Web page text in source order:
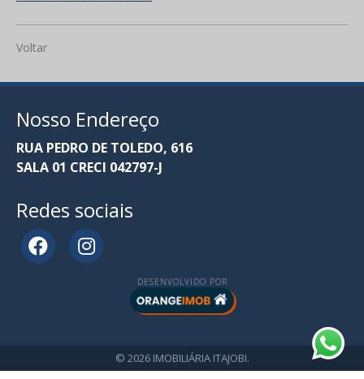
Voltar
Nosso Endereço
RUA PEDRO DE TOLEDO, 616
SALA 01 CRECI 042797-J
Redes sociais
DESENVOLVIDO POR
© 2026 IMOBILIÁRIA ITAJOBI.